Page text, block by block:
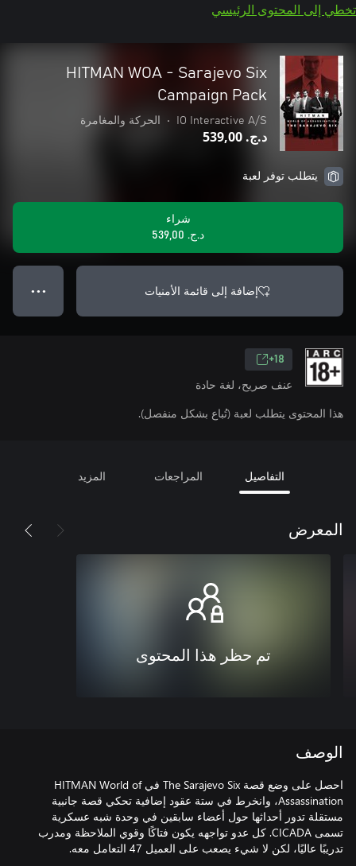
تخطي إلى المحتوى الرئيسي
HITMAN WOA - Sarajevo Six
Campaign Pack
IO Interactive A/S
• الحركة والمغامرة
د.ج.‏ 539,00
يتطلب توفر لعبة
شراء
د.ج.‏ 539,00
إضافة إلى قائمة الأمنيات ● ● ●
18+
عنف صريح، لغة حادة
هذا المحتوى يتطلب لعبة (تُباع بشكل منفصل).
التفاصيل المراجعات المزيد
المعرض
تم حظر هذا المحتوى
الوصف
احصل على وضع قصة The Sarajevo Six في HITMAN World of
Assassination، وانخرط في ستة عقود إضافية تحكي قصة جانبية
مستقلة تدور أحداثها حول أعضاء سابقين في وحدة شبه عسكرية
تسمى CICADA. كل عدو تواجهه يكون فتاكًا وقوي الملاحظة ومدرب